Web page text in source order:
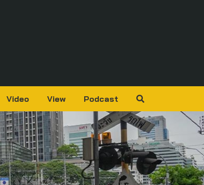
Video View Podcast